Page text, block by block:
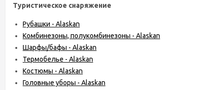
Туристическое снаряжение
Рубашки - Alaskan
Комбинезоны, полукомбинезоны - Alaskan
Шарфы/бафы - Alaskan
Термобелье - Alaskan
Костюмы - Alaskan
Головные уборы - Alaskan